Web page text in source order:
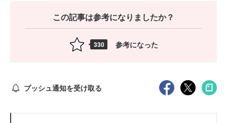
この記事は参考になりましたか？
330 参考になった
プッシュ通知を受け取る